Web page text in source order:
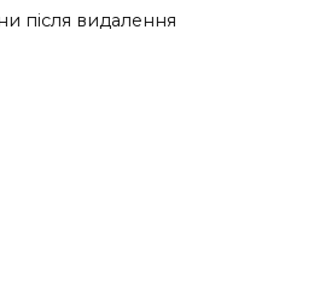
після видалення